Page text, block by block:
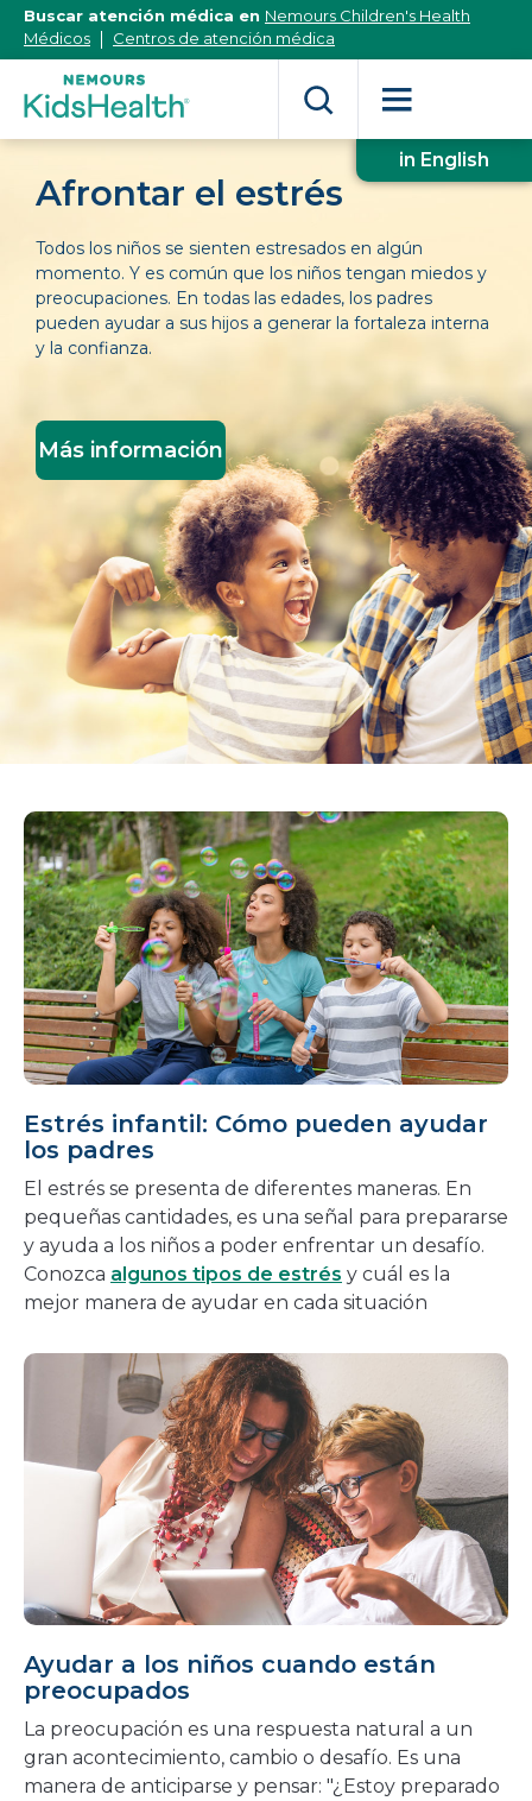
[Skip
Content]
Buscar atención médica en Nemours Children's Health
Médicos
Centros de atención médica
in English
Afrontar el estrés
Todos los niños se sienten estresados en algún
momento. Y es común que los niños tengan miedos y
preocupaciones. En todas las edades, los padres
pueden ayudar a sus hijos a generar la fortaleza interna
y la confianza.
Más información
Estrés infantil: Cómo pueden ayudar
los padres
El estrés se presenta de diferentes maneras. En
pequeñas cantidades, es una señal para prepararse
y ayuda a los niños a poder enfrentar un desafío.
Conozca algunos tipos de estrés y cuál es la
mejor manera de ayudar en cada situación
Ayudar a los niños cuando están
preocupados
La preocupación es una respuesta natural a un
gran acontecimiento, cambio o desafío. Es una
manera de anticiparse y pensar: "¿Estoy preparado